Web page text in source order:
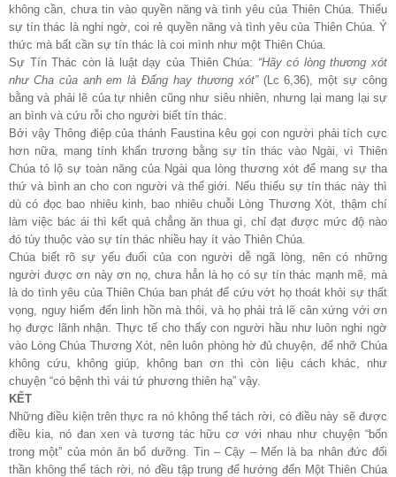
không cần, chưa tin vào quyền năng và tình yêu của Thiên Chúa. Thiếu
sự tín thác là nghi ngờ, coi rẻ quyền năng và tình yêu của Thiên Chúa. Ý
thức mà bất cần sự tín thác là coi mình như một Thiên Chúa.
Sự Tín Thác còn là luật dạy của Thiên Chúa: “Hãy có lòng thương xót
như Cha của anh em là Đấng hay thương xót”(Lc 6,36), một sự công
bằng và phải lẽ của tự nhiên cũng như siêu nhiên, nhưng lại mang lại sự
an bình và cứu rỗi cho người biết tín thác.
Bởi vậy Thông điệp của thánh Faustina kêu gọi con người phải tích cực
hơn nữa, mang tính khẩn trương bằng sự tín thác vào Ngài, vì Thiên
Chúa tỏ lộ sự toàn năng của Ngài qua lòng thương xót để mang sự tha
thứ và bình an cho con người và thế giới. Nếu thiếu sự tín thác này thì
dù có đọc bao nhiêu kinh, bao nhiêu chuỗi Lòng Thương Xót, thậm chí
làm việc bác ái thì kết quả chẳng ăn thua gì, chỉ đạt được mức độ nào
đó tùy thuộc vào sự tín thác nhiều hay ít vào Thiên Chúa.
Chúa biết rõ sự yếu đuối của con người dễ ngã lòng, nên có những
người được ơn này ơn nọ, chưa hẳn là họ có sự tín thác mạnh mẽ, mà
là do tình yêu của Thiên Chúa ban phát để cứu vớt họ thoát khỏi sự thất
vọng, nguy hiểm đến linh hồn mà thôi, và họ phải trả lẽ cân xứng với ơn
họ được lãnh nhận. Thực tế cho thấy con người hầu như luôn nghi ngờ
vào Lòng Chúa Thương Xót, nên luôn phòng hờ đủ chuyện, để nhỡ Chúa
không cứu, không giúp, không ban ơn thì còn liệu cách khác, như
chuyện “có bệnh thì vái tứ phương thiên hạ” vậy.
KẾT
Những điều kiện trên thực ra nó không thể tách rời, có điều này sẽ được
điều kia, nó đan xen và tương tác hữu cơ với nhau như chuyện “bốn
trong một” của món ăn bổ dưỡng. Tin – Cậy – Mến là ba nhân đức đối
thần không thể tách rời, nó đều tập trung để hướng đến Một Thiên Chúa